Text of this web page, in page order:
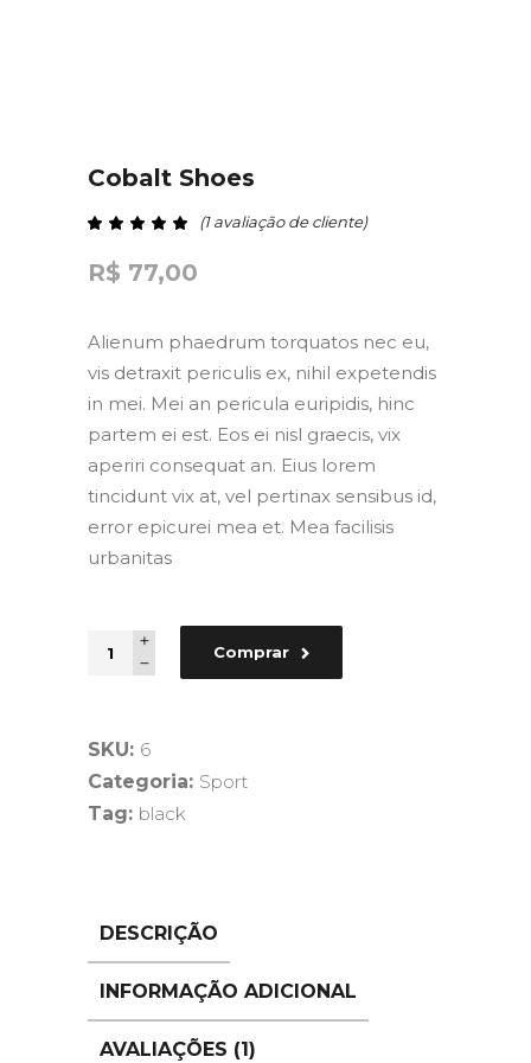
Cobalt Shoes
(1avaliação de cliente)
R$ 77,00
Alienum phaedrum torquatos nec eu,
vis detraxit periculis ex, nihil expetendis
in mei. Mei an pericula euripidis, hinc
partem ei est. Eos ei nisl graecis, vix
aperiri consequat an. Eius lorem
tincidunt vix at, vel pertinax sensibus id,
error epicurei mea et. Mea facilisis
urbanitas
Quantity Comprar
SKU: 6
Categoria: Sport
Tag: black
DESCRIÇÃO
INFORMAÇÃO ADICIONAL
AVALIAÇÕES (1)